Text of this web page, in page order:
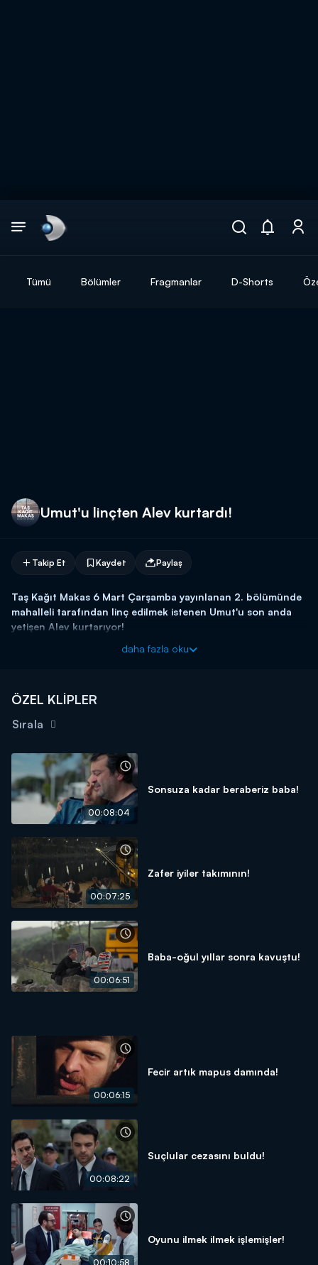
Tümü Bölümler Fragmanlar D-Shorts
Umut'u linçten Alev kurtardı!
Takip Et Kaydet Paylaş
Taş Kağıt Makas 6 Mart Çarşamba yayınlanan 2. bölümünde
mahalleli tarafından linç edilmek istenen Umut'u son anda
yetişen Alev kurtarıyor!
Taş Kağıt Makas yeni bölümleriyle her çarşamba 20.00'da
daha fazla oku
ÖZEL KLİPLER
Sırala
00:08:04
Sonsuza kadar beraberiz baba!
00:07:25
Zafer iyiler takımının!
00:06:51
Baba-oğul yıllar sonra kavuştu!
00:06:15
Fecir artık mapus damında!
00:08:22
Suçlular cezasını buldu!
00:10:58
Oyunu ilmek ilmek işlemişler!